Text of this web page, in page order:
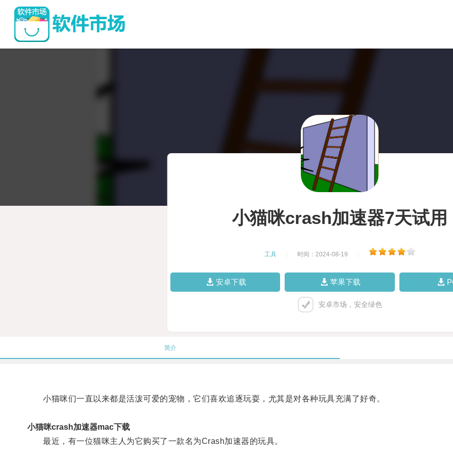
小猫咪crash加速器7天试用
工具 时间：2024-08-19
安卓下载 苹果下载
安卓市场，安全绿色
简介
小猫咪们一直以来都是活泼可爱的宠物，它们喜欢追逐玩耍，尤其是对各种玩具充满了好奇。
小猫咪crash加速器mac下载
最近，有一位猫咪主人为它购买了一款名为Crash加速器的玩具。